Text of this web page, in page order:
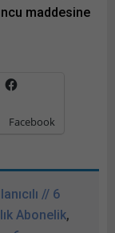
maddesine
Facebook
// 6
Abonelik,